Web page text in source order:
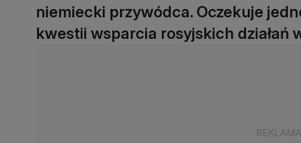
niemiecki przywódca. Oczekuje
kwestii wsparcia rosyjskich działań